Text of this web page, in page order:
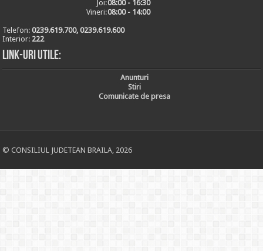
Joi:08:00 - 16:30
Vineri:08:00 - 14:00
Telefon:0239.619.700, 0239.619.600
Interior: 222
Link-uri utile:
Anunturi
Stiri
Comunicate de presa
© CONSILIUL JUDETEAN BRAILA, 2026